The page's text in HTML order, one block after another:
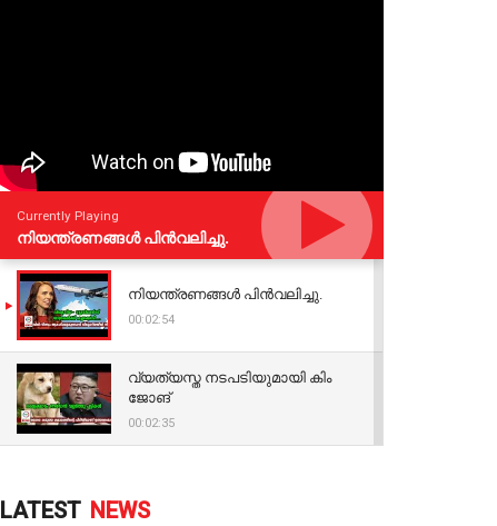
Currently Playing
നിയന്ത്രണങ്ങള്‍ പിന്‍വലിച്ചു.
നിയന്ത്രണങ്ങള്‍ പിന്‍വലിച്ചു.
00:02:54
വ്യത്യസ്ത നടപടിയുമായി കിം
ജോങ്
00:02:35
LATEST NEWS